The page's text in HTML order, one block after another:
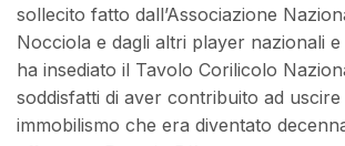
sollecito fatto dall’Associazione
Nocciola e dagli altri player nazionali
ha insediato il Tavolo Corilicolo
soddisfatti di aver contribuito ad uscire
immobilismo che era diventato